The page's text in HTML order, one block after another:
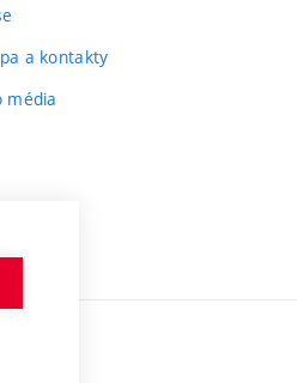
a kontakty
média